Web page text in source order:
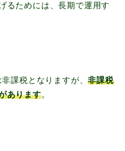
るためには、長期で運用す
課税となりますが、非課税
あります。